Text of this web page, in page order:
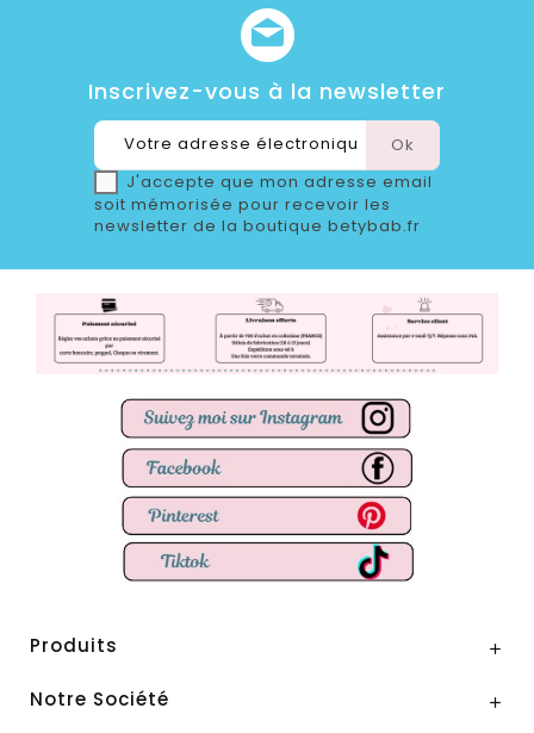
Inscrivez-vous à la newsletter
J'accepte que mon adresse email
soit mémorisée pour recevoir les
newsletter de la boutique betybab.fr
Produits 
Notre Société 